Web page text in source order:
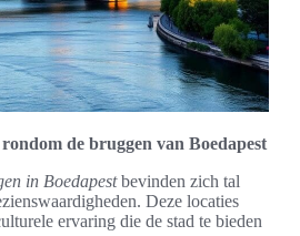
de bruggen van Boedapest
in Boedapestbevinden zich tal
Deze locaties
ervaring die de stad te bieden